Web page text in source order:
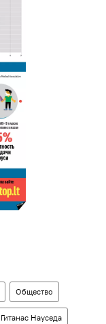
Общество
Гитанас Науседа